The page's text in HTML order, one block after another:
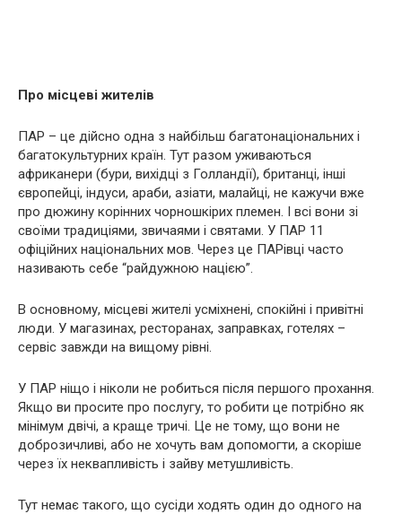
Про місцеві жителів
ПАР – це дійсно одна з найбільш багатонаціональних і
багатокультурних країн. Тут разом уживаються
африканери (бури, вихідці з Голландії), британці, інші
європейці, індуси, араби, азіати, малайці, не кажучи вже
про дюжину корінних чорношкірих племен. І всі вони зі
своїми традиціями, звичаями і святами. У ПАР 11
офіційних національних мов. Через це ПАРівці часто
називають себе “райдужною нацією”.
В основному, місцеві жителі усміхнені, спокійні і привітні
люди. У магазинах, ресторанах, заправках, готелях –
сервіс завжди на вищому рівні.
У ПАР ніщо і ніколи не робиться після першого прохання.
Якщо ви просите про послугу, то робити це потрібно як
мінімум двічі, а краще тричі. Це не тому, що вони не
доброзичливі, або не хочуть вам допомогти, а скоріше
через їх неквапливість і зайву метушливість.
Тут немає такого, що сусіди ходять один до одного на